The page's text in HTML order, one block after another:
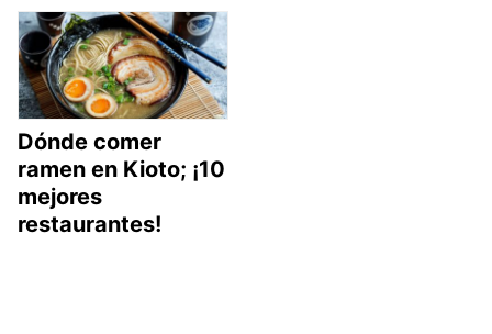
Dónde comer
ramen en Kioto; ¡10
mejores
restaurantes!